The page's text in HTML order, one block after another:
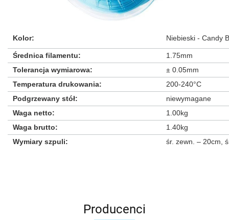
Kolor: Niebieski - Candy
Średnica filamentu:
1.75mm
Tolerancja wymiarowa:
± 0.05mm
Temperatura drukowania:
200-240°C
Podgrzewany stół:
niewymagane
Waga netto:
1.00kg
Waga brutto:
1.40kg
Wymiary szpuli: śr. zewn. – 20cm,
Producenci